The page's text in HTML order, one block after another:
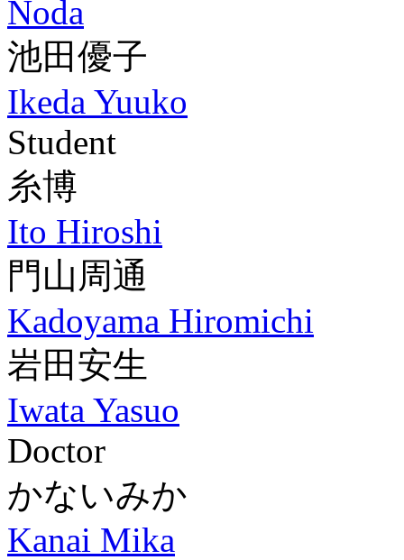
Noda
池田優子
Ikeda Yuuko
Student
糸博
Ito Hiroshi
門山周通
Kadoyama Hiromichi
岩田安生
Iwata Yasuo
Doctor
かないみか
Kanai Mika